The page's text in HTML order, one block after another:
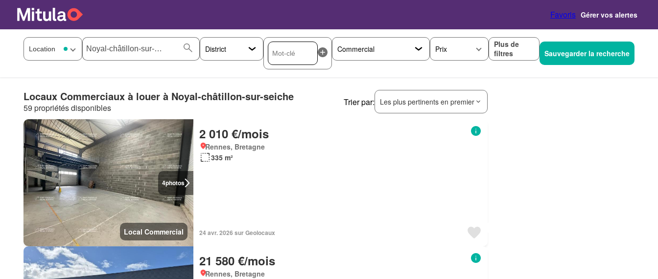
Favoris Gérer vos alertes
Prix
Plus de
filtres
Sauvegarder la recherche
Locaux Commerciaux à louer à Noyal-châtillon-sur-seiche
59 propriétés disponibles
Trier par: Les plus pertinents en premier
4photos
Local Commercial
2 010 €/mois
Rennes, Bretagne
335 m²
24 avr. 2026 sur Geolocaux
21 580 €/mois
Rennes, Bretagne